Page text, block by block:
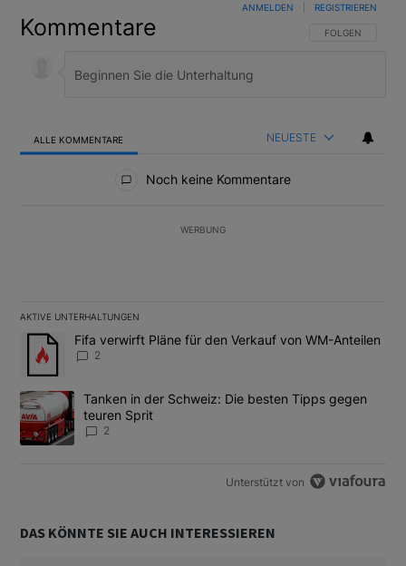
Kommentare FOLGE DIESER
FOLGEN
ANMELDEN REGISTRIEREN
ALLE KOMMENTARE NEUESTE
Noch keine Kommentare
WERBUNG
AKTIVE UNTERHALTUNGEN
Das Folgende ist eine Liste der am meisten kommentierten
Ein Trendartikel mit dem Titel "Fifa verwirft Pläne für den
Fifa verwirft Pläne für den Verkauf von WM-Anteilen
2
Ein Trendartikel mit dem Titel "Tanken in der Schweiz: Die
Tanken in der Schweiz: Die besten Tipps gegen
teuren Sprit
2
Unterstützt von
DAS KÖNNTE SIE AUCH INTERESSIEREN